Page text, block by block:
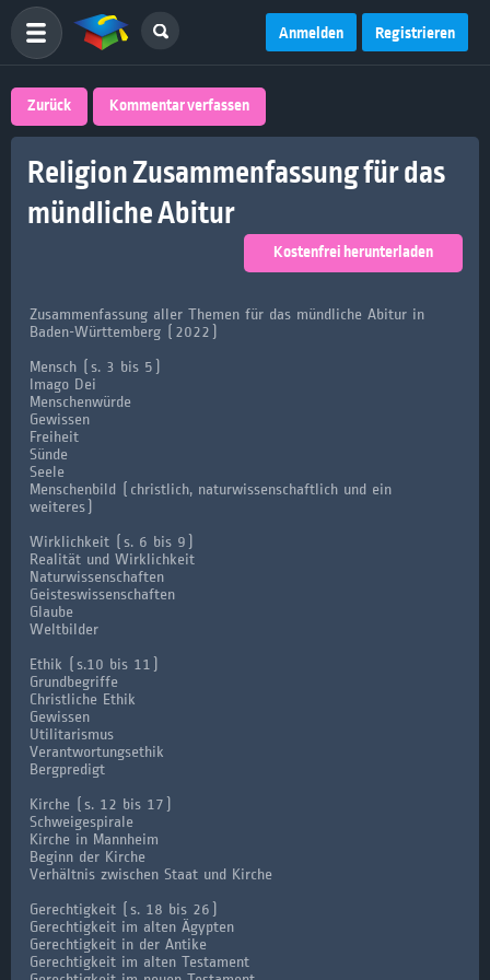
Anmelden Registrieren
Zurück Kommentar verfassen
Religion Zusammenfassung für das
mündliche Abitur
Kostenfrei herunterladen
Zusammenfassung aller Themen für das mündliche Abitur in
Baden-Württemberg (2022)
Mensch (s. 3 bis 5)
Imago Dei
Menschenwürde
Gewissen
Freiheit
Sünde
Seele
Menschenbild (christlich, naturwissenschaftlich und ein
weiteres)
Wirklichkeit (s. 6 bis 9)
Realität und Wirklichkeit
Naturwissenschaften
Geisteswissenschaften
Glaube
Weltbilder
Ethik (s.10 bis 11)
Grundbegriffe
Christliche Ethik
Gewissen
Utilitarismus
Verantwortungsethik
Bergpredigt
Kirche (s. 12 bis 17)
Schweigespirale
Kirche in Mannheim
Beginn der Kirche
Verhältnis zwischen Staat und Kirche
Gerechtigkeit (s. 18 bis 26)
Gerechtigkeit im alten Ägypten
Gerechtigkeit in der Antike
Gerechtigkeit im alten Testament